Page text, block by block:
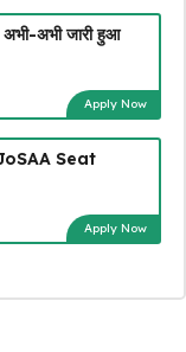
अभी जारी हुआ
Apply Now
JoSAA Seat
Apply Now